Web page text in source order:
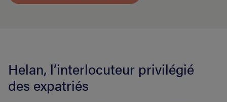
Helan, l’interlocuteur privilégié
des expatriés